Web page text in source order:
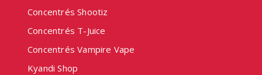
Concentrés Shootiz
Concentrés T-Juice
Concentrés Vampire Vape
Kyandi Shop